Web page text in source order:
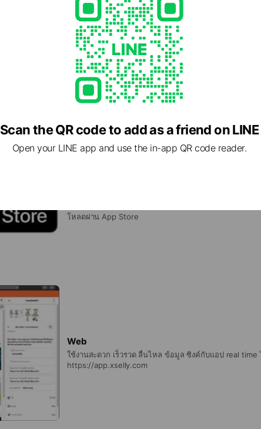
Android
โหลดผ่าน Play Store
โหลดผ่าน App Store
Web
ใช้งานสะดวก เร็วรวด ลื่นไหล ข้อมูล ซิงค์กับแอป real time
https://app.xselly.com
Scan the QR code to add as a friend on LINE
Open your LINE app and use the in-app QR code reader.